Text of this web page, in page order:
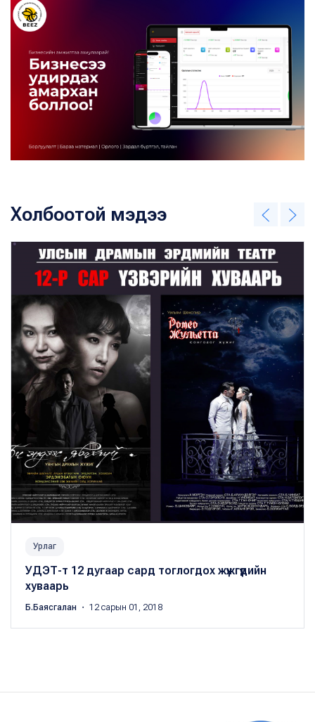
Холбоотой мэдээ
Урлаг
УДЭТ-т 12 дугаар сард тоглогдох жүжгүүдийн
хуваарь
Б.Баясгалан ・ 12 сарын 01, 2018